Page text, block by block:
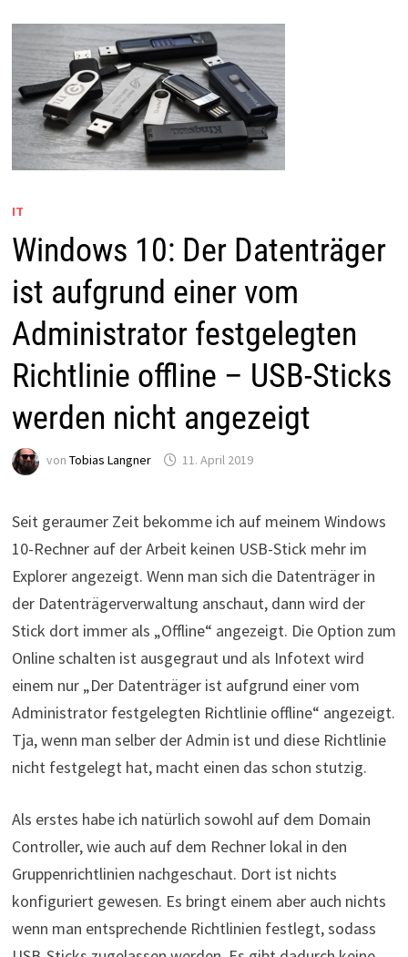
IT
Windows 10: Der Datenträger
ist aufgrund einer vom
Administrator festgelegten
Richtlinie offline – USB-Sticks
werden nicht angezeigt
von Tobias Langner 11. April 2019
Seit geraumer Zeit bekomme ich auf meinem Windows
10-Rechner auf der Arbeit keinen USB-Stick mehr im
Explorer angezeigt. Wenn man sich die Datenträger in
der Datenträgerverwaltung anschaut, dann wird der
Stick dort immer als „Offline“ angezeigt. Die Option zum
Online schalten ist ausgegraut und als Infotext wird
einem nur „Der Datenträger ist aufgrund einer vom
Administrator festgelegten Richtlinie offline“ angezeigt.
Tja, wenn man selber der Admin ist und diese Richtlinie
nicht festgelegt hat, macht einen das schon stutzig.
Als erstes habe ich natürlich sowohl auf dem Domain
Controller, wie auch auf dem Rechner lokal in den
Gruppenrichtlinien nachgeschaut. Dort ist nichts
konfiguriert gewesen. Es bringt einem aber auch nichts
wenn man entsprechende Richtlinien festlegt, sodass